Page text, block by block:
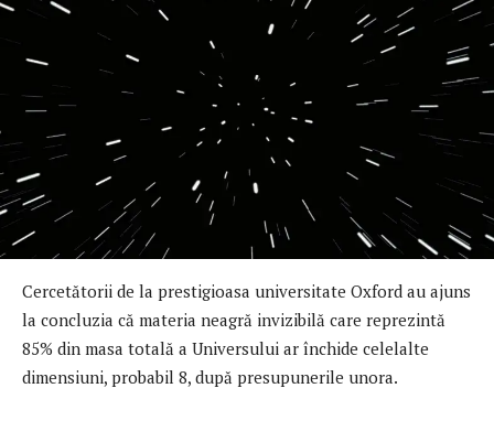
Cercetătorii de la prestigioasa universitate Oxford au ajuns
la concluzia că materia neagră invizibilă care reprezintă
85% din masa totală a Universului ar închide celelalte
dimensiuni, probabil 8, după presupunerile unora.